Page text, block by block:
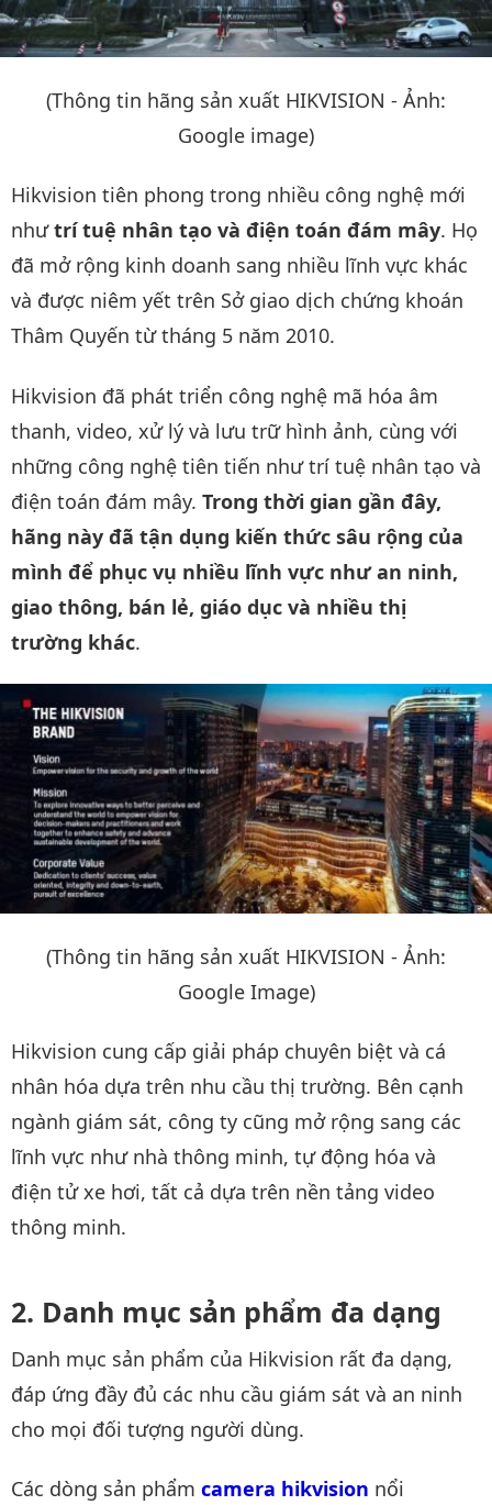
(Thông tin hãng sản xuất HIKVISION - Ảnh:
Google image)
Hikvision tiên phong trong nhiều công nghệ mới
nhưtrí tuệ nhân tạo và điện toán đám mây. Họ
đã mở rộng kinh doanh sang nhiều lĩnh vực khác
và được niêm yết trên Sở giao dịch chứng khoán
Thâm Quyến từ tháng 5 năm 2010.
Hikvision đã phát triển công nghệ mã hóa âm
thanh, video, xử lý và lưu trữ hình ảnh, cùng với
những công nghệ tiên tiến như trí tuệ nhân tạo và
điện toán đám mây. Trong thời gian gần đây,
hãng này đã tận dụng kiến thức sâu rộng của
mình để phục vụ nhiều lĩnh vực như an ninh,
giao thông, bán lẻ, giáo dục và nhiều thị
trường khác.
(Thông tin hãng sản xuất HIKVISION - Ảnh:
Google Image)
Hikvision cung cấp giải pháp chuyên biệt và cá
nhân hóa dựa trên nhu cầu thị trường. Bên cạnh
ngành giám sát, công ty cũng mở rộng sang các
lĩnh vực như nhà thông minh, tự động hóa và
điện tử xe hơi, tất cả dựa trên nền tảng video
thông minh.
Danh mục sản phẩm đa dạng
Danh mục sản phẩm của Hikvision rất đa dạng,
đáp ứng đầy đủ các nhu cầu giám sát và an ninh
cho mọi đối tượng người dùng.
Các dòng sản phẩm camera hikvision nổi